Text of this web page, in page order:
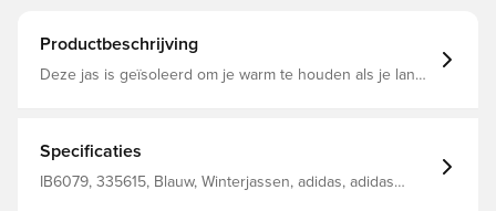
Productbeschrijving
Deze jas is geïsoleerd om je warm te houden als je langs
Specificaties
IB6079, 335615, Blauw, Winterjassen, adidas, adidas